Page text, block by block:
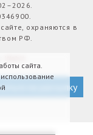
охраняются в
РФ.
на рассылку
сайта.